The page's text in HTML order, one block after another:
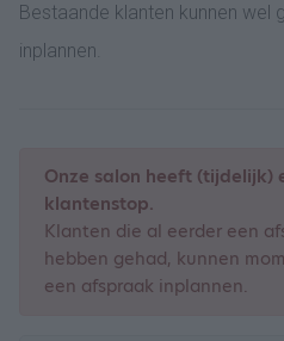
Bestaande klanten kunnen wel
inplannen.
Onze salon heeft (tijdelijk)
klantenstop.
Klanten die al eerder een
hebben gehad, kunnen
een afspraak inplannen.